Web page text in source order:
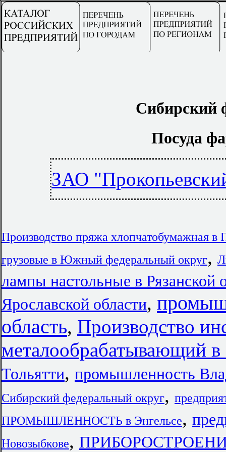
Сибирский
Посуда
ЗАО
Производство пряжа хлопчатобумажная
грузовые в Южный федеральный округ,
лампы настольные в Рязанской
Ярославской области,
область, Производство
металообрабатывающий
Тольятти, промышленность
Сибирский федеральный округ,
ПРОМЫШЛЕННОСТЬ в Энгельсе,
Новозыбкове, ПРИБОРОСТРОЕНИЕ